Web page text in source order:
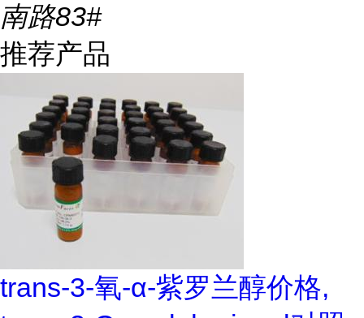
南路83#
推荐产品
trans-3-氧-α-紫罗兰醇价格,